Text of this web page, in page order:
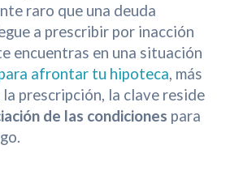
raro que una deuda
a prescribir por inacción
encuentras en una situación
afrontar tu hipoteca, más
la prescripción, la clave reside
de las condiciones para